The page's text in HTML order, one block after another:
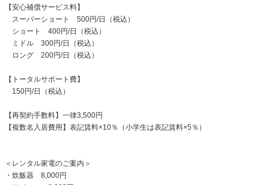
【安心補償サービス料】
スーパーショート 500円/日（税込）
ショート 400円/日（税込）
ミドル 300円/日（税込）
ロング 200円/日（税込）
【トータルサポート費】
150円/日（税込）
【再契約手数料】一律3,500円
【複数名入居費用】表記賃料×10％（小学生は表記賃料×5％）
＜レンタル家電のご案内＞
・炊飯器 8,000円